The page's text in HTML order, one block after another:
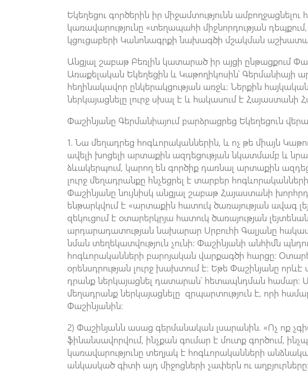
Եկեղեցու գործերին իր միջամտությունն
կառավարությունը «տեղապահի միջնորդության
կցուցաբերի Կանոնագրքի նախագծի մշակման
Անցյալ շաբաթ Բեռլին կատարած իր այցի ընթացքում
Առաքելական Եկեղեցին և Կաթողիկոսին՝ Գերմանիայի
հեղինակավոր ընկերակցության առջև։ Ներքին
ներկայացնելը լուրջ սխալ է և հակասում է Հայաստանի
Փաշինյանը Գերմանիայում բարձրացրեց Եկեղեցուն
1. Նա մեղադրեց հոգևորականներին, և ոչ թե միայն
ավելի խոցելի արտաքին ազդեցության նկատմամբ և
ձևակերպում, կարող են գործիք դառնալ արտաքին
լուրջ մեղադրանքը հնչեցրել է տարբեր
Փաշինյանը նույնիսկ անցյալ շաբաթ Հայաստանի
ենթարկվում է «արտաքին հատուկ ծառայության ավագ
զեկուցում է օտարերկրյա հատուկ ծառայության
արդարադատության նախարար Սրբուհի Գալյանը
նման տեղեկատվություն չունի։ Փաշինյանի անհիմն
հոգևորականների բարոյական վարքագծի հարցը։
օրենսդրության լուրջ խախտում է։ Եթե Փաշինյանը
դրանք ներկայացնել դատարան՝ հետապնդման համար։
մեղադրանք ներկայացնելը զրպարտություն է, որի
Փաշինյանին։
2) Փաշինյանն ասաց գերմանական լսարանին. «Ոչ ոք
ֆինանսավորվում, ինչքան գումար է մուտք գործում,
կառավարությունը տեղյակ է հոգևորականների
անկասկած գիտի այդ միջոցների չափերն ու աղբյուրները։